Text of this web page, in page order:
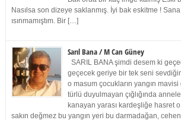
Nasılsa son dizeye saklanmış. İyi bak eskitme !
ısınmamıştım. Bir […]
Sarıl Bana / M Can Güney
SARIL BANA şimdi desem ki
geçecek geriye bir tek seni
o masum çocukların yangın
türlü duyulmayan çığlığında
kanayan yarası kardeşliğe hasret
sakın değmez bu yangın yeri bu darmadağan,